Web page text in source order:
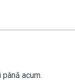
acum.